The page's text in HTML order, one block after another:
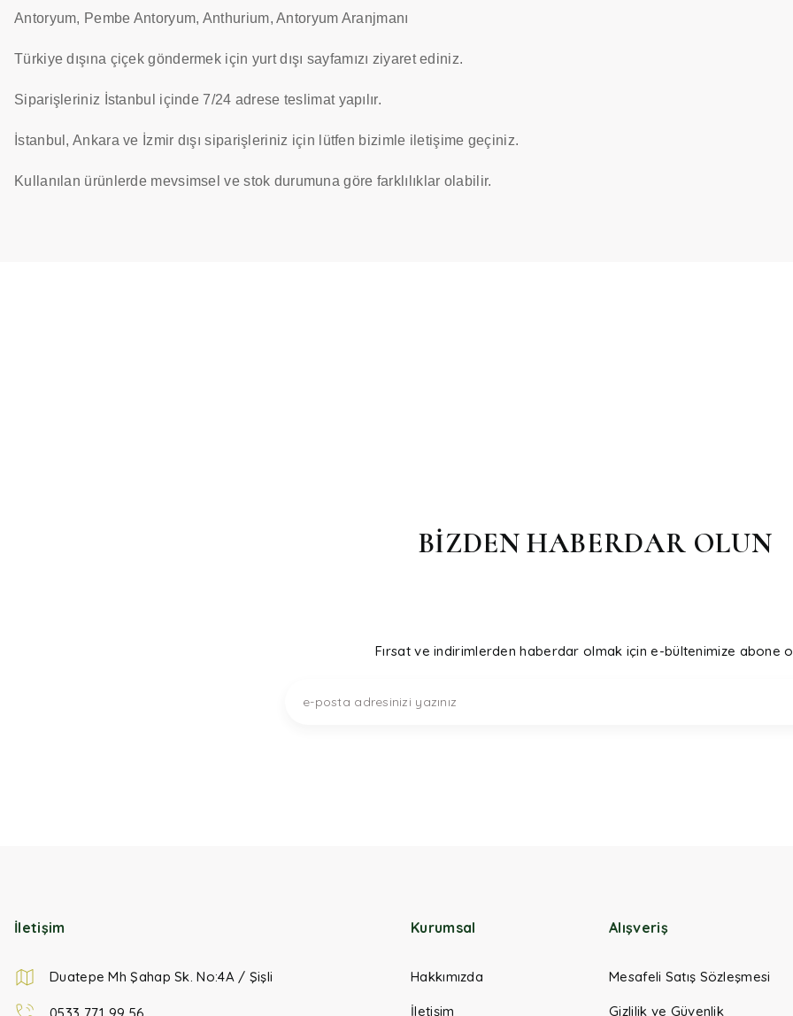
Antoryum, Pembe Antoryum, Anthurium, Antoryum Aranjmanı
Türkiye dışına çiçek göndermek için yurt dışı sayfamızı ziyaret ediniz.
Siparişleriniz İstanbul içinde 7/24 adrese teslimat yapılır.
İstanbul, Ankara ve İzmir dışı siparişleriniz için lütfen bizimle iletişime geçiniz.
Kullanılan ürünlerde mevsimsel ve stok durumuna göre farklılıklar olabilir.
BİZDEN HABERDAR OLUN
Fırsat ve indirimlerden haberdar olmak için e-bültenimize abone
İletişim
Duatepe Mh Şahap Sk. No:4A / Şişli
0533 771 99 56
Kurumsal
Hakkımızda
İletişim
Alışveriş
Mesafeli Satış Sözleşmesi
Gizlilik ve Güvenlik